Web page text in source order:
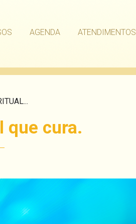
AGENDA ATENDIMENTOS
que cura.